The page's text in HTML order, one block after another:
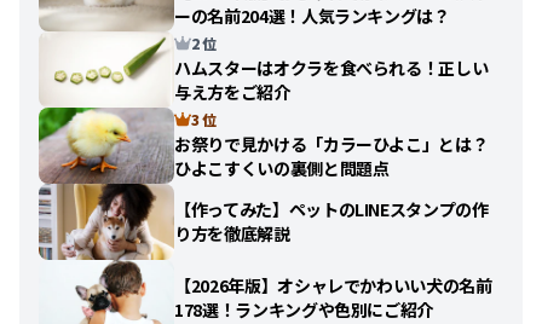
ーの名前204選！人気ランキングは？
2 位
ハムスターはオクラを食べられる！正しい
与え方をご紹介
3 位
お祭りで見かける「カラーひよこ」とは？
ひよこすくいの裏側と問題点
【作ってみた】ペットのLINEスタンプの作
り方を徹底解説
【2026年版】オシャレでかわいい犬の名前
178選！ランキングや色別にご紹介